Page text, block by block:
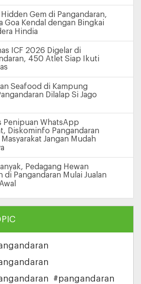
Gem di Pangandaran,
Goa Kendal dengan Bingkai
Hindia
ICF 2026 Digelar di
450 Atlet Siap Ikuti
Seafood di Kampung
Dilalap Si Jago
Penipuan WhatsApp
Diskominfo Pangandaran
Masyarakat Jangan Mudah
Pedagang Hewan
di Pangandaran Mulai Jualan
#pangandaran